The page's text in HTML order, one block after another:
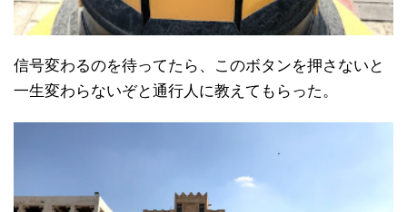
信号変わるのを待ってたら、このボタンを押さないと
一生変わらないぞと通行人に教えてもらった。